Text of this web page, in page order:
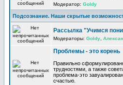
Модератор: Goldy
Подсознание. Наши скрытые
Рассылка "Учимся
Модераторы: Goldy
Проблемы - это корень
Правильно
трудностями, а также
проблема-это
счастью.